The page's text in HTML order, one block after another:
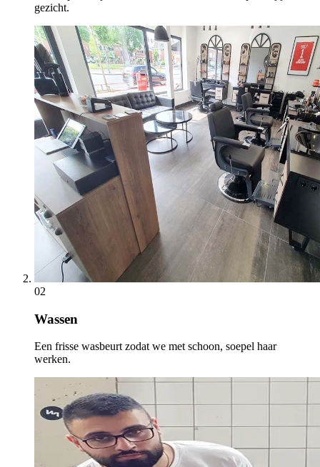
gezicht.
02
Wassen
Een frisse wasbeurt zodat we met schoon, soepel haar
werken.